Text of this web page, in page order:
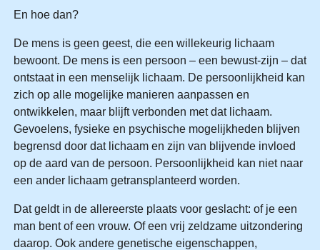
En hoe dan?
De mens is geen geest, die een willekeurig lichaam
bewoont. De mens is een persoon – een bewust-zijn – dat
ontstaat in een menselijk lichaam. De persoonlijkheid kan
zich op alle mogelijke manieren aanpassen en
ontwikkelen, maar blijft verbonden met dat lichaam.
Gevoelens, fysieke en psychische mogelijkheden blijven
begrensd door dat lichaam en zijn van blijvende invloed
op de aard van de persoon. Persoonlijkheid kan niet naar
een ander lichaam getransplanteerd worden.
Dat geldt in de allereerste plaats voor geslacht: of je een
man bent of een vrouw. Of een vrij zeldzame uitzondering
daarop. Ook andere genetische eigenschappen,